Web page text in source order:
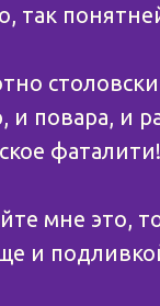
так
и повара, и
фаталити!
мне это,
и